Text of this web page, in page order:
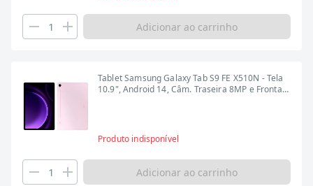
Adicionar ao carrinho
Tablet Samsung Galaxy Tab S9 FE X510N - Tela
10.9", Android 14, Câm. Traseira 8MP e Frontal
Produto indisponível
Adicionar ao carrinho